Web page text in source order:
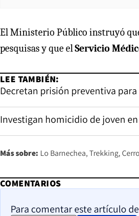
El Ministerio Público instruyó
pesquisas y que elServicio
LEE TAMBIÉN:
Decretan prisión preventiva
Investigan homicidio de joven
Más sobre: Lo Barnechea Trekking
COMENTARIOS
Para comentar este artículo